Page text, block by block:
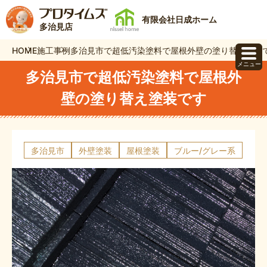
多治見店
有限会社日成ホーム
HOME施工事例多治見市で超低汚染塗料で屋根外壁の塗り替え塗装
多治見市で超低汚染塗料で屋根外
壁の塗り替え塗装です
多治見市 外壁塗装 屋根塗装 ブルー/グレー系
メニュー